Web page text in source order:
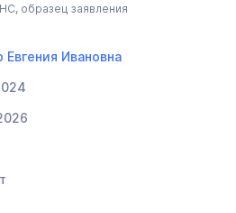
образец заявления
Евгения Ивановна